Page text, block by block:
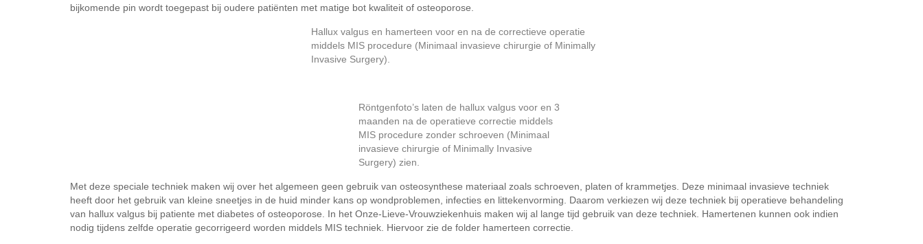
bijkomende pin wordt toegepast bij oudere patiënten met matige bot kwaliteit of osteoporose.
Hallux valgus en hamerteen voor en na de correctieve operatie
middels MIS procedure (Minimaal invasieve chirurgie of Minimally
Invasive Surgery).
Röntgenfoto’s laten de hallux valgus voor en 3
maanden na de operatieve correctie middels
MIS procedure zonder schroeven (Minimaal
invasieve chirurgie of Minimally Invasive
Surgery) zien.
Met deze speciale techniek maken wij over het algemeen geen gebruik van osteosynthese materiaal zoals schroeven, platen of krammetjes. Deze minimaal invasieve techniek
heeft door het gebruik van kleine sneetjes in de huid minder kans op wondproblemen, infecties en littekenvorming. Daarom verkiezen wij deze techniek bij operatieve behandeling
van hallux valgus bij patiente met diabetes of osteoporose. In het Onze-Lieve-Vrouwziekenhuis maken wij al lange tijd gebruik van deze techniek. Hamertenen kunnen ook indien
nodig tijdens zelfde operatie gecorrigeerd worden middels MIS techniek. Hiervoor zie de folder hamerteen correctie.